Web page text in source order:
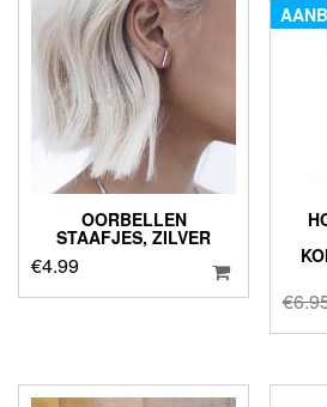
OORBELLEN
STAAFJES, ZILVER
€4.99
€